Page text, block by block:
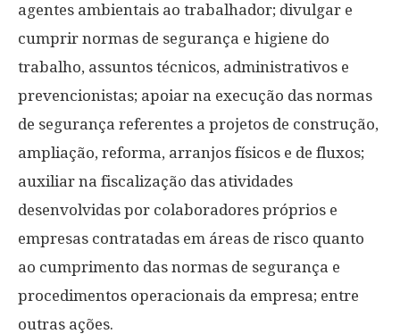
agentes ambientais ao trabalhador; divulgar e
cumprir normas de segurança e higiene do
trabalho, assuntos técnicos, administrativos e
prevencionistas; apoiar na execução das normas
de segurança referentes a projetos de construção,
ampliação, reforma, arranjos físicos e de fluxos;
auxiliar na fiscalização das atividades
desenvolvidas por colaboradores próprios e
empresas contratadas em áreas de risco quanto
ao cumprimento das normas de segurança e
procedimentos operacionais da empresa; entre
outras ações.